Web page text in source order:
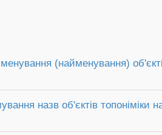
(найменування)
назв об'єктів топоніміки